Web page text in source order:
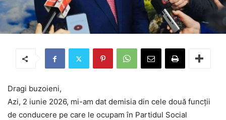
Dragi buzoieni,
Azi, 2 iunie 2026, mi-am dat demisia din cele două funcții
de conducere pe care le ocupam în Partidul Social